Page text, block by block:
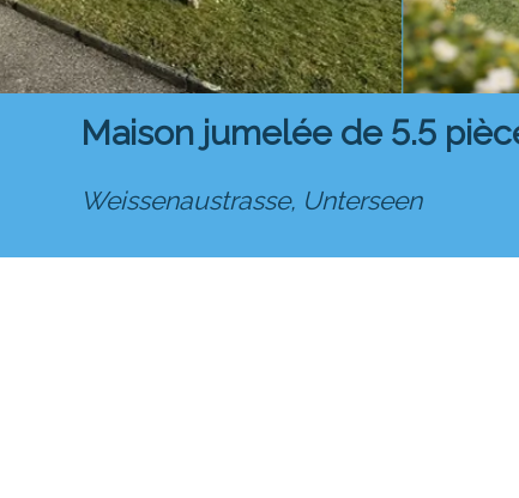
Maison jumelée de 5.5
Weissenaustrasse, Unterseen